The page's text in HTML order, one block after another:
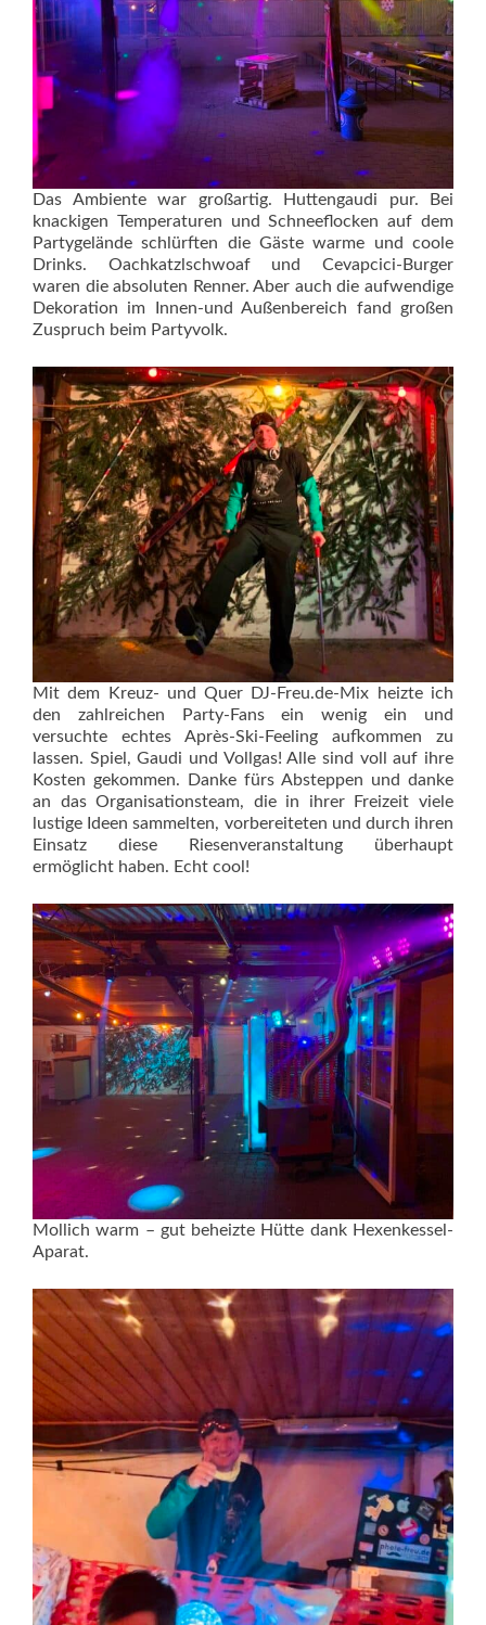
Das Ambiente war großartig. Huttengaudi pur. Bei
knackigen Temperaturen und Schneeflocken auf dem
Partygelände schlürften die Gäste warme und coole
Drinks. Oachkatzlschwoaf und Cevapcici-Burger
waren die absoluten Renner. Aber auch die aufwendige
Dekoration im Innen-und Außenbereich fand großen
Zuspruch beim Partyvolk.
Mit dem Kreuz- und Quer DJ-Freu.de-Mix heizte ich
den zahlreichen Party-Fans ein wenig ein und
versuchte echtes Après-Ski-Feeling aufkommen zu
lassen. Spiel, Gaudi und Vollgas! Alle sind voll auf ihre
Kosten gekommen. Danke fürs Absteppen und danke
an das Organisationsteam, die in ihrer Freizeit viele
lustige Ideen sammelten, vorbereiteten und durch ihren
Einsatz diese Riesenveranstaltung überhaupt
ermöglicht haben. Echt cool!
Mollich warm – gut beheizte Hütte dank Hexenkessel-
Aparat.